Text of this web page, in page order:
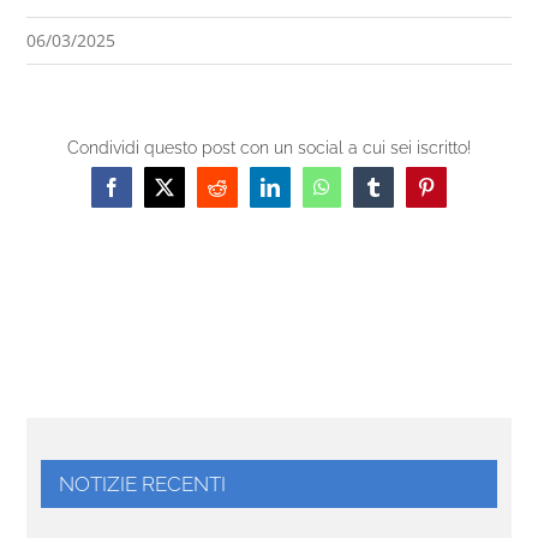
06/03/2025
Condividi questo post con un social a cui sei iscritto!
Facebook
X RedditLinkedInWhatsAppTumblrPinterest
NOTIZIE RECENTI